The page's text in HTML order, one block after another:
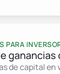
PARA
ganancias
de capital en